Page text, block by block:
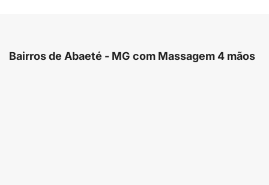
Bairros de Abaeté - MG com Massagem 4 mãos